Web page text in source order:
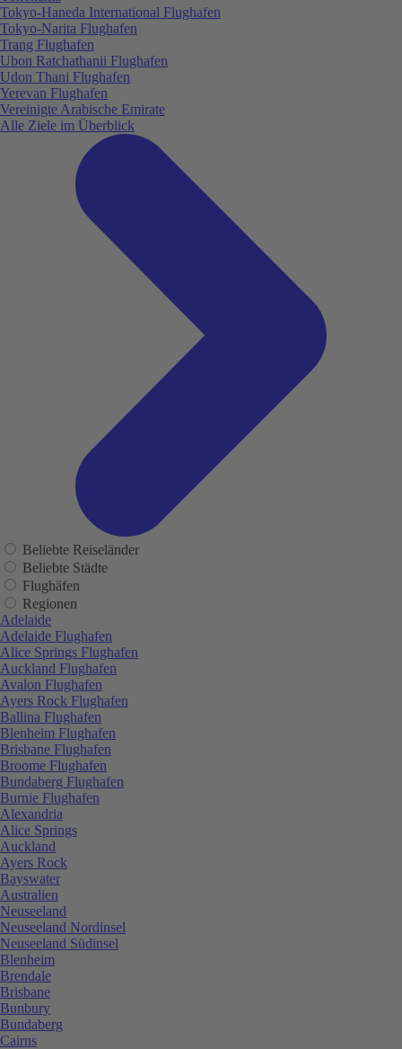
Tokyo-Haneda International Flughafen
Tokyo-Narita Flughafen
Trang Flughafen
Ubon Ratchathanii Flughafen
Udon Thani Flughafen
Yerevan Flughafen
Vereinigte Arabische Emirate
Alle Ziele im Überblick
Beliebte Reiseländer
Beliebte Städte
Flughäfen
Regionen
Adelaide
Adelaide Flughafen
Alice Springs Flughafen
Auckland Flughafen
Avalon Flughafen
Ayers Rock Flughafen
Ballina Flughafen
Blenheim Flughafen
Brisbane Flughafen
Broome Flughafen
Bundaberg Flughafen
Burnie Flughafen
Alexandria
Alice Springs
Auckland
Ayers Rock
Bayswater
Australien
Neuseeland
Neuseeland Nordinsel
Neuseeland Südinsel
Blenheim
Brendale
Brisbane
Bunbury
Bundaberg
Cairns